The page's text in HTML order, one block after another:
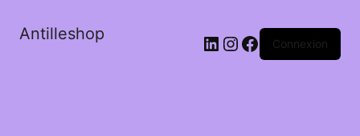
Antilleshop LinkedIn
Instagram
Facebook
Connexion